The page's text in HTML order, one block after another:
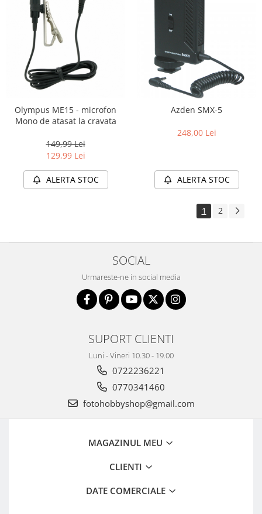
Olympus ME15 - microfon
Mono de atasat la cravata
149,99 Lei
129,99 Lei
ALERTA STOC
Azden SMX-5
248,00 Lei
ALERTA STOC
1 2
SOCIAL
Urmareste-ne in social media
SUPORT CLIENTI
Luni - Vineri 10.30 - 19.00
0722236221
0770341460
fotohobbyshop@gmail.com
MAGAZINUL MEU
CLIENTI
DATE COMERCIALE